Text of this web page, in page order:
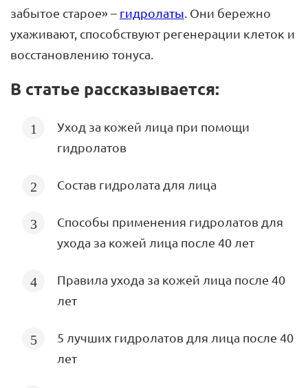
забытое старое» – гидролаты . Они бережно
ухаживают, способствуют регенерации клеток и
восстановлению тонуса.
В статье рассказывается:
Уход за кожей лица при помощи
гидролатов
Состав гидролата для лица
Способы применения гидролатов для
ухода за кожей лица после 40 лет
Правила ухода за кожей лица после 40
лет
5 лучших гидролатов для лица после 40
лет